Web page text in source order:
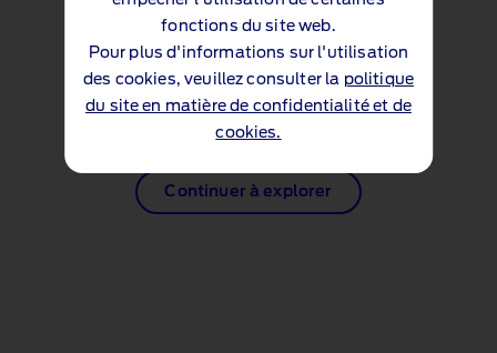
fonctions du site web.
Pour plus d'informations sur l'utilisation
des cookies, veuillez consulter la politique
du site en matière de confidentialité et de
cookies.
Aperçu des accessoires Transit
Continuer à explorer